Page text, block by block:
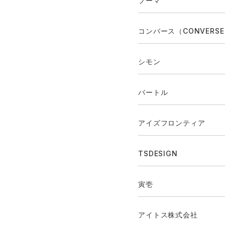
コンバース（
シモン
バートル
アイズフロンティア
TSDESIGN
寅壱
アイトス株式会社